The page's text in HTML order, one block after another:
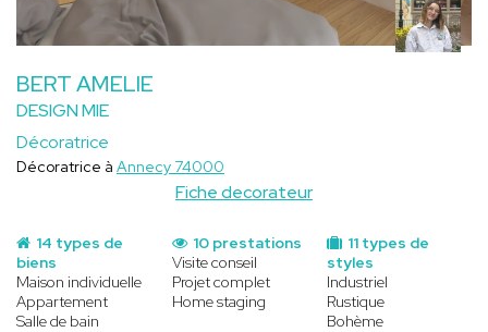
BERT AMELIE
DESIGN MIE
Décoratrice
Fiche decorateur
Décoratrice à Annecy 74000
14 types de
biens
Maison individuelle
Appartement
Salle de bain
11 types de
styles
Industriel
Rustique
Bohème
10 prestations
Visite conseil
Projet complet
Home staging